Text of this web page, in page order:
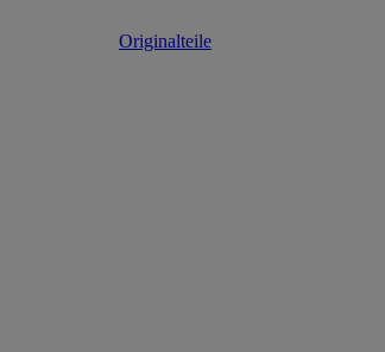
Originalteile